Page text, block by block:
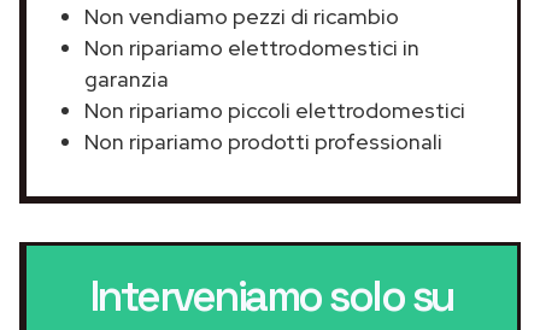
Non vendiamo pezzi di ricambio
Non ripariamo elettrodomestici in
garanzia
Non ripariamo piccoli elettrodomestici
Non ripariamo prodotti professionali
Interveniamo solo su